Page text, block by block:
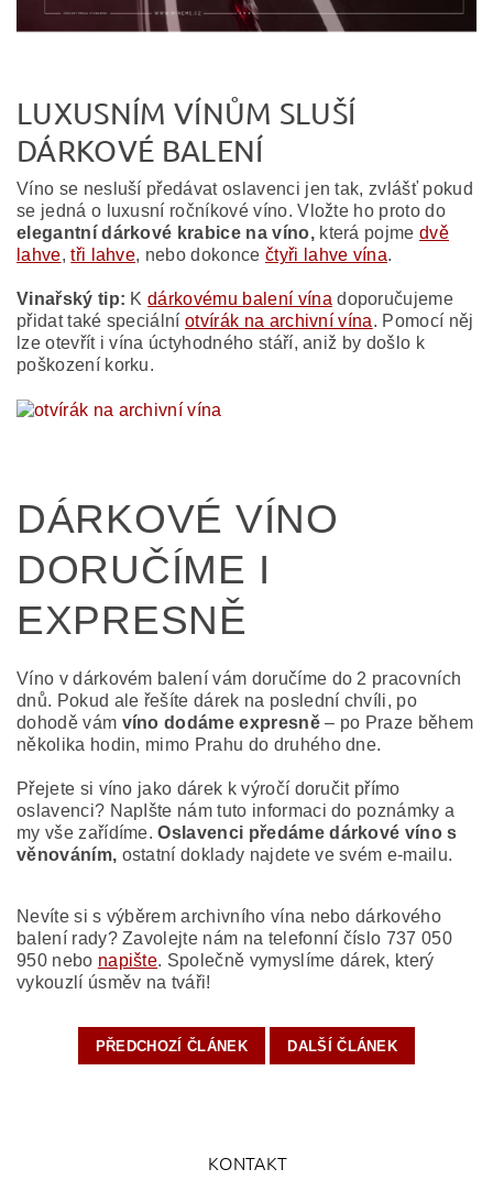
LUXUSNÍM VÍNŮM SLUŠÍ
DÁRKOVÉ BALENÍ
Víno se nesluší předávat oslavenci jen tak, zvlášť pokud
se jedná o luxusní ročníkové víno. Vložte ho proto do
elegantní dárkové krabice na víno, která pojmedvě
lahve,tři lahve, nebo dokonce čtyři lahve vína.
Vinařský tip: Kdárkovému balení vína doporučujeme
přidat také speciálníotvírák na archivní vína. Pomocí něj
lze otevřít i vína úctyhodného stáří, aniž by došlo k
poškození korku.
DÁRKOVÉ VÍNO
DORUČÍME I
EXPRESNĚ
Víno v dárkovém balení vám doručíme do 2 pracovních
dnů. Pokud ale řešíte dárek na poslední chvíli, po
dohodě vám víno dodáme expresně– po Praze během
několika hodin, mimo Prahu do druhého dne.
Přejete si víno jako dárek k výročí doručit přímo
oslavenci? NapIšte nám tuto informaci do poznámky a
my vše zařídíme.Oslavenci předáme dárkové víno s
věnováním, ostatní doklady najdete ve svém e-mailu.
Nevíte si s výběrem archivního vína nebo dárkového
balení rady? Zavolejte nám na telefonní číslo 737 050
950 nebo napište. Společně vymyslíme dárek, který
vykouzlí úsměv na tváři!
PŘEDCHOZÍ ČLÁNEK DALŠÍ ČLÁNEK
KONTAKT